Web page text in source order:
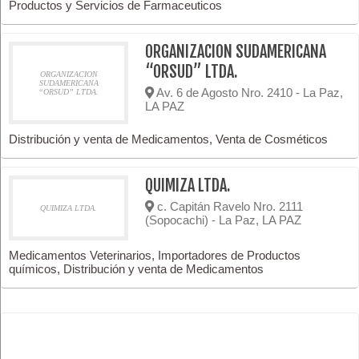
Productos y Servicios de Farmaceuticos
ORGANIZACION
SUDAMERICANA
“ORSUD” LTDA.
ORGANIZACION SUDAMERICANA
“ORSUD” LTDA.
Av. 6 de Agosto Nro. 2410 - La Paz,
LA PAZ
Distribución y venta de Medicamentos, Venta de Cosméticos
QUIMIZA LTDA.
QUIMIZA LTDA.
c. Capitán Ravelo Nro. 2111
(Sopocachi) - La Paz, LA PAZ
Medicamentos Veterinarios, Importadores de Productos
químicos, Distribución y venta de Medicamentos